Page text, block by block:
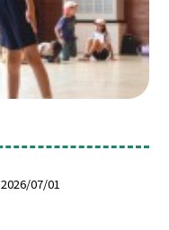
2026/07/01